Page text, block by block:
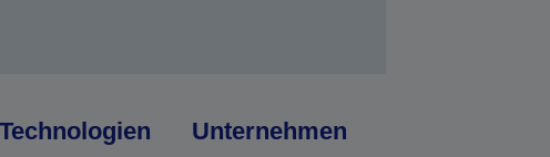
Technologien Unternehmen